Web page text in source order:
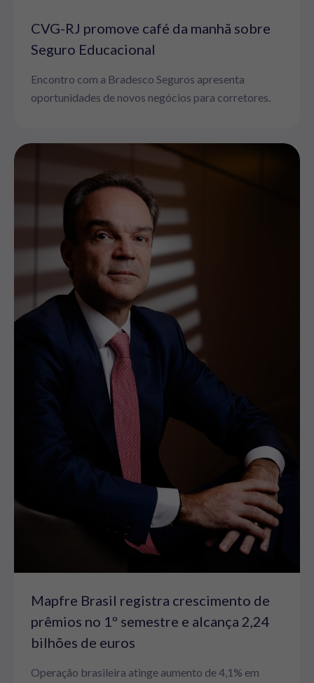
CVG-RJ promove café da manhã sobre
Seguro Educacional
Encontro com a Bradesco Seguros apresenta
oportunidades de novos negócios para corretores.
Mapfre Brasil registra crescimento de
prêmios no 1º semestre e alcança 2,24
bilhões de euros
Operação brasileira atinge aumento de 4,1% em